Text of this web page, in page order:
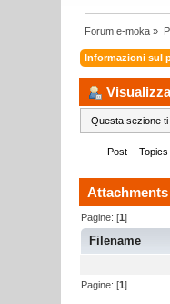
Forum e-moka »
Informazioni sul
Questa sezione
Post Topics
Pagine: [1]
Filename
Pagine: [1]